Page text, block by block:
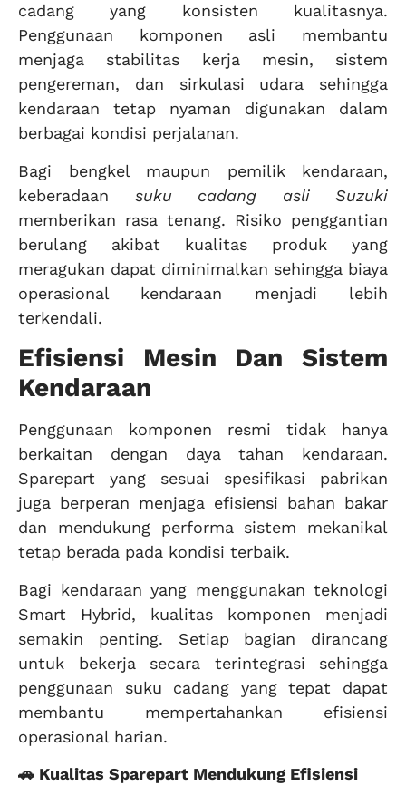
cadang yang konsisten kualitasnya.
Penggunaan komponen asli membantu
menjaga stabilitas kerja mesin, sistem
pengereman, dan sirkulasi udara sehingga
kendaraan tetap nyaman digunakan dalam
berbagai kondisi perjalanan.
Bagi bengkel maupun pemilik kendaraan,
keberadaan suku cadang asli Suzuki
memberikan rasa tenang. Risiko penggantian
berulang akibat kualitas produk yang
meragukan dapat diminimalkan sehingga biaya
operasional kendaraan menjadi lebih
terkendali.
Efisiensi Mesin Dan Sistem
Kendaraan
Penggunaan komponen resmi tidak hanya
berkaitan dengan daya tahan kendaraan.
Sparepart yang sesuai spesifikasi pabrikan
juga berperan menjaga efisiensi bahan bakar
dan mendukung performa sistem mekanikal
tetap berada pada kondisi terbaik.
Bagi kendaraan yang menggunakan teknologi
Smart Hybrid, kualitas komponen menjadi
semakin penting. Setiap bagian dirancang
untuk bekerja secara terintegrasi sehingga
penggunaan suku cadang yang tepat dapat
membantu mempertahankan efisiensi
operasional harian.
🚗 Kualitas Sparepart Mendukung Efisiensi